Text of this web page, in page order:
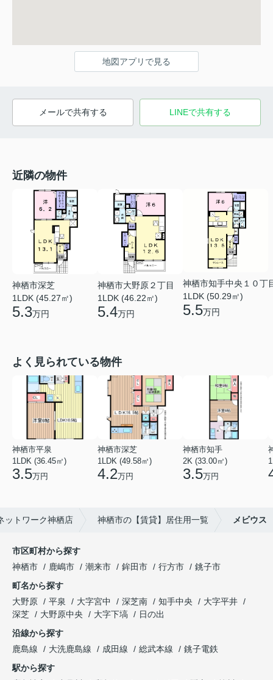
地図アプリで見る
メールで共有する LINEで共有する
近隣の物件
神栖市深芝
1LDK (45.27㎡)
5.3万円
神栖市大野原２丁目
1LDK (46.22㎡)
5.4万円
神栖市知手中央１０丁
1LDK (50.29㎡)
5.5万円
よく見られている物件
神栖市平泉
1LDK (36.45㎡)
3.5万円
神栖市深芝
1LDK (49.58㎡)
4.2万円
神栖市知手
2K (33.00㎡)
3.5万円
ットワーク神栖店 神栖市の【賃貸】居住用一覧 メビウス
市区町村から探す
神栖市
鹿嶋市 潮来市 鉾田市 行方市
銚子市
町名から探す
大野原
平泉 大字宮中 深芝南 知手中央
大字平井
深芝
大野原中央 大字下塙
日の出
沿線から探す
鹿島線
大洗鹿島線 成田線 総武本線
銚子電鉄
駅から探す